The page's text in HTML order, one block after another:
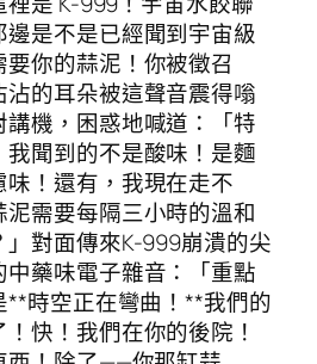
是不是已經聞到宇宙級
你的蒜泥！你被徵召
的耳朵被這聲音震得嗡
機，困惑地喊道：「特
聞到的不是酸味！是麵
！還有，我現在走不
需要每隔三小時的溫和
對面傳來K-999崩潰的尖
藥味電子雜音：「重點
**時空正在彎曲！**我們的
快！我們在你的後院！